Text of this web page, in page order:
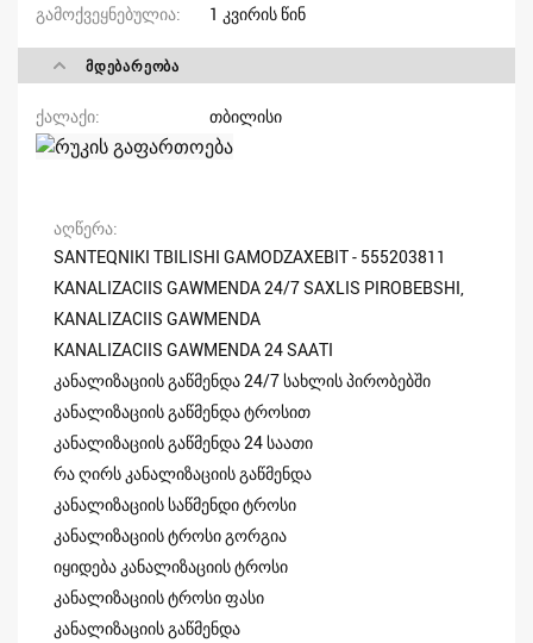
გამოქვეყნებულია
1 კვირის წინ
ᲛᲓᲔᲑᲐᲠᲔᲝᲑᲐ
ქალაქი თბილისი
აღწერა
SANTEQNIKI TBILISHI GAMODZAXEBIT - 555203811
KANALIZACIIS GAWMENDA 24/7 SAXLIS PIROBEBSHI,
KANALIZACIIS GAWMENDA
KANALIZACIIS GAWMENDA 24 SAATI
კანალიზაციის გაწმენდა 24/7 სახლის პირობებში
კანალიზაციის გაწმენდა ტროსით
კანალიზაციის გაწმენდა 24 საათი
რა ღირს კანალიზაციის გაწმენდა
კანალიზაციის საწმენდი ტროსი
კანალიზაციის ტროსი გორგია
იყიდება კანალიზაციის ტროსი
კანალიზაციის ტროსი ფასი
კანალიზაციის გაწმენდა